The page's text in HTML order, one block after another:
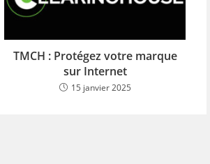
TMCH : Protégez votre marque
sur Internet
15 janvier 2025